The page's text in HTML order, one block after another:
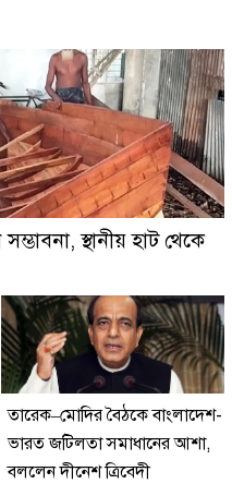
স্থানীয় হাট থেকে
তারেক–মোদির বৈঠকে বাংলাদেশ-
ভারত জটিলতা সমাধানের আশা,
বললেন দীনেশ ত্রিবেদী